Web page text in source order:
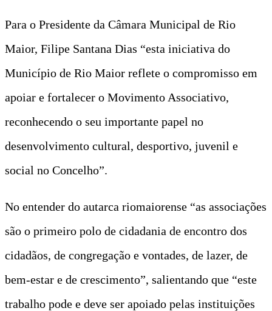
Para o Presidente da Câmara Municipal de Rio
Maior, Filipe Santana Dias “esta iniciativa do
Município de Rio Maior reflete o compromisso em
apoiar e fortalecer o Movimento Associativo,
reconhecendo o seu importante papel no
desenvolvimento cultural, desportivo, juvenil e
social no Concelho”.
No entender do autarca riomaiorense “as associações
são o primeiro polo de cidadania de encontro dos
cidadãos, de congregação e vontades, de lazer, de
bem-estar e de crescimento”, salientando que “este
trabalho pode e deve ser apoiado pelas instituições